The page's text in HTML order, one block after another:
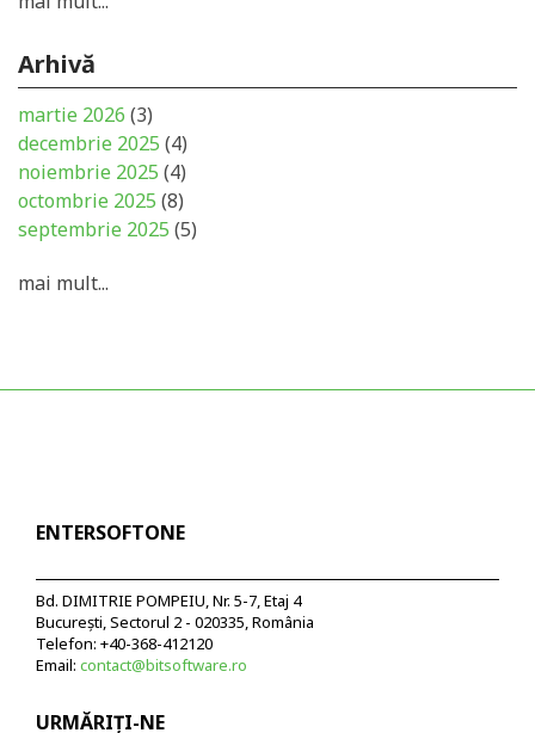
Arhivă
martie 2026 (3)
decembrie 2025 (4)
noiembrie 2025 (4)
octombrie 2025 (8)
septembrie 2025 (5)
mai mult...
ENTERSOFTONE
Bd. DIMITRIE POMPEIU, Nr. 5-7, Etaj 4
București, Sectorul 2 - 020335, România
Telefon: +40-368-412120
Email: contact@bitsoftware.ro
URMĂRIȚI-NE